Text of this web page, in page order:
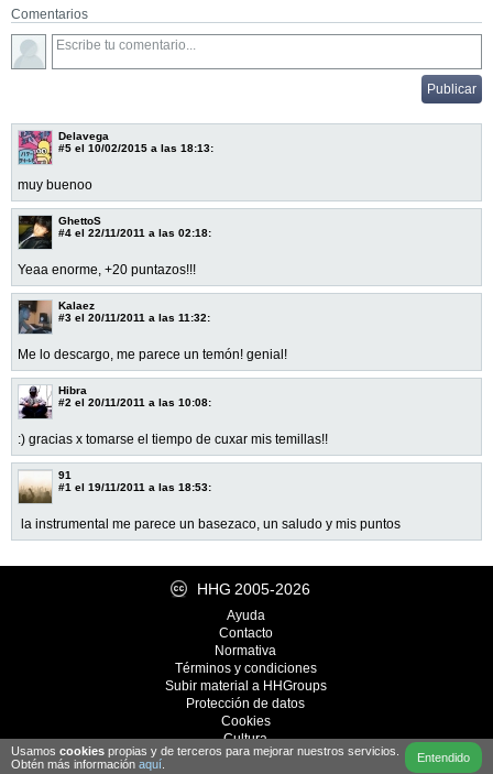
Comentarios
Delavega
#5 el 10/02/2015 a las 18:13:
muy buenoo
GhettoS
#4 el 22/11/2011 a las 02:18:
Yeaa enorme, +20 puntazos!!!
Kalaez
#3 el 20/11/2011 a las 11:32:
Me lo descargo, me parece un temón! genial!
Hibra
#2 el 20/11/2011 a las 10:08:
:) gracias x tomarse el tiempo de cuxar mis temillas!!
91
#1 el 19/11/2011 a las 18:53:
la instrumental me parece un basezaco, un saludo y mis puntos
HHG 2005-2026
Ayuda
Contacto
Normativa
Términos y condiciones
Subir material a HHGroups
Protección de datos
Cookies
Cultura
DesarrolloiRealWorks
Usamos cookies propias y de terceros para mejorar nuestros servicios.
Obtén más información aquí Entendido